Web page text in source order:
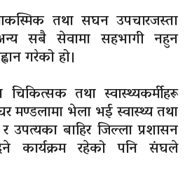
तथा सघन उपचारजस्ता
सबै सेवामा सहभागी नहुन
गरेको हो।
चिकित्सक तथा स्वास्थ्यकर्मीहरू
मण्डलामा भेला भई स्वास्थ्य तथा
उपत्यका बाहिर जिल्ला प्रशासन
कार्यक्रम रहेको पनि संघले